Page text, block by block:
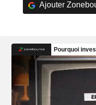
Ajouter